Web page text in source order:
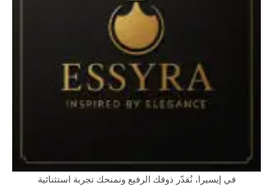
في إيسيرا، نُقدّر ذوقك الرفيع ونمنحك تجربة استثنائية